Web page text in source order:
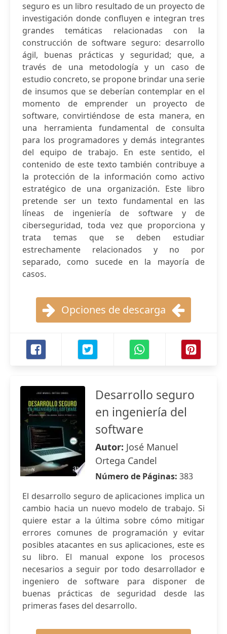
seguro es un libro resultado de un proyecto de
investigación donde confluyen e integran tres
grandes temáticas relacionadas con la
construcción de software seguro: desarrollo
ágil, buenas prácticas y seguridad; que, a
través de una metodología y un caso de
estudio concreto, se propone brindar una serie
de insumos que se deberían contemplar en el
momento de emprender un proyecto de
software, convirtiéndose de esta manera, en
una herramienta fundamental de consulta
para los programadores y demás integrantes
del equipo de trabajo. En este sentido, el
contenido de este texto también contribuye a
la protección de la información como activo
estratégico de una organización. Este libro
pretende ser un texto fundamental en las
líneas de ingeniería de software y de
ciberseguridad, toda vez que proporciona y
trata temas que se deben estudiar
estrechamente relacionados y no por
separado, como sucede en la mayoría de
casos.
Opciones de descarga
Desarrollo seguro
en ingeniería del
software
Autor: José Manuel
Ortega Candel
Número de Páginas: 383
El desarrollo seguro de aplicaciones implica un
cambio hacia un nuevo modelo de trabajo. Si
quiere estar a la última sobre cómo mitigar
errores comunes de programación y evitar
posibles atacantes en sus aplicaciones, este es
su libro. El manual expone los procesos
necesarios a seguir por todo desarrollador e
ingeniero de software para disponer de
buenas prácticas de seguridad desde las
primeras fases del desarrollo.